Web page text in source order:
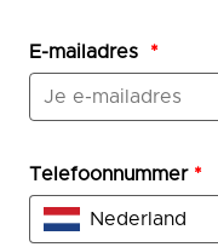
E-mailadres *
Telefoonnummer *
Nederland